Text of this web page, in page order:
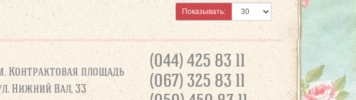
Показывать:
Контрактовая площадь
Нижний Вал, 33
(044) 425 83 11
(067) 325 83 11